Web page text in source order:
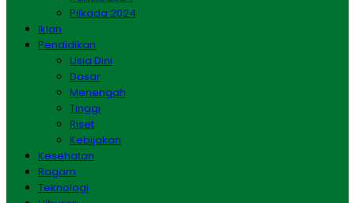
Pilkada 2024
Iklan
Pendidikan
Usia Dini
Dasar
Menengah
Tinggi
Riset
Kebijakan
Kesehatan
Ragam
Teknologi